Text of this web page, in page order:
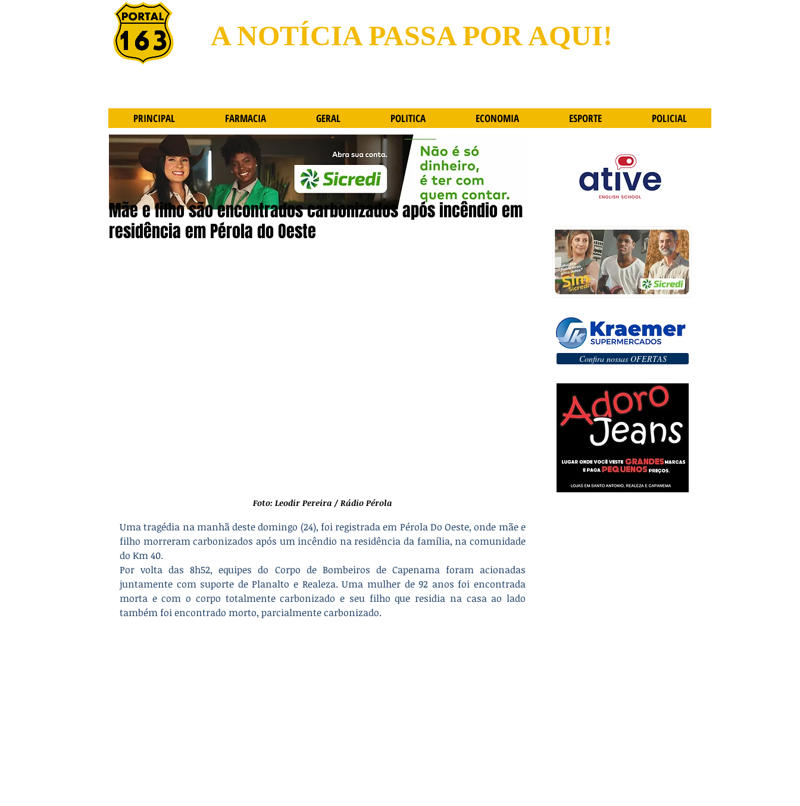
A NOTÍCIA PASSA POR AQUI!
Mãe e filho são encontrados carbonizados após incêndio em
residência em Pérola do Oeste
Foto: Leodir Pereira / Rádio Pérola
Uma tragédia na manhã deste domingo (24), foi registrada em Pérola Do Oeste, onde mãe e
filho morreram carbonizados após um incêndio na residência da família, na comunidade
do Km 40.
Por volta das 8h52, equipes do Corpo de Bombeiros de Capenama foram acionadas
juntamente com suporte de Planalto e Realeza. Uma mulher de 92 anos foi encontrada
morta e com o corpo totalmente carbonizado e seu filho que residia na casa ao lado
também foi encontrado morto, parcialmente carbonizado.
Confira nossas OFERTAS
PRINCIPAL FARMACIA GERAL POLITICA ECONOMIA ESPORTE POLICIAL